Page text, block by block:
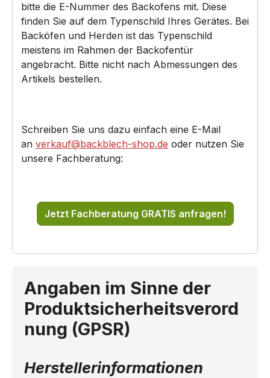
bitte die E-Nummer des Backofens mit. Diese
finden Sie auf dem Typenschild Ihres Gerätes. Bei
Backöfen und Herden ist das Typenschild
meistens im Rahmen der Backofentür
angebracht. Bitte nicht nach Abmessungen des
Artikels bestellen.
Schreiben Sie uns dazu einfach eine E-Mail
an verkauf@backblech-shop.de oder nutzen Sie
unsere Fachberatung:
Jetzt Fachberatung GRATIS anfragen!
Angaben im Sinne der
Produktsicherheitsverord
nung (GPSR)
Herstellerinformationen